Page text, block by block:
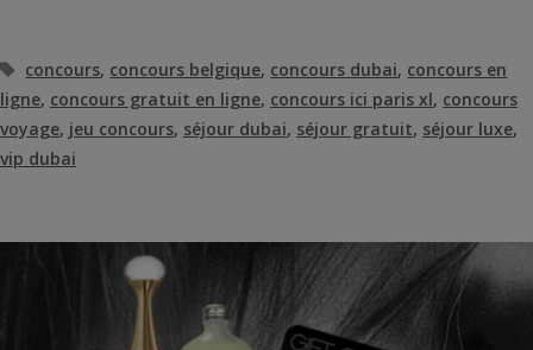
Étiquettes
concours, concours belgique, concours dubai, concours en
ligne, concours gratuit en ligne, concours ici paris xl, concours
voyage, jeu concours, séjour dubai, séjour gratuit, séjour luxe,
vip dubai